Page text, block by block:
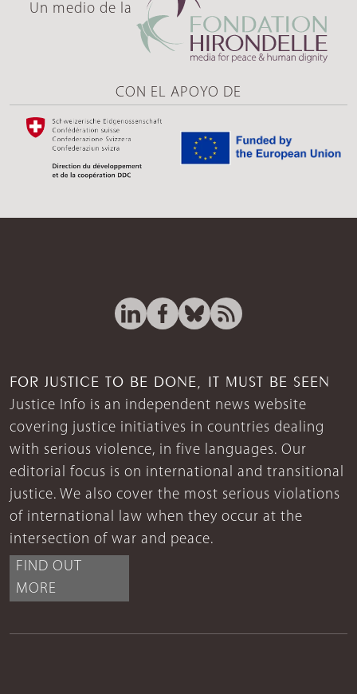
Un medio de la
CON EL APOYO DE
FOR JUSTICE TO BE DONE, IT MUST BE SEEN
Justice Info is an independent news website
covering justice initiatives in countries dealing
with serious violence, in five languages. Our
editorial focus is on international and transitional
justice. We also cover the most serious violations
of international law when they occur at the
intersection of war and peace.
FIND OUT
MORE